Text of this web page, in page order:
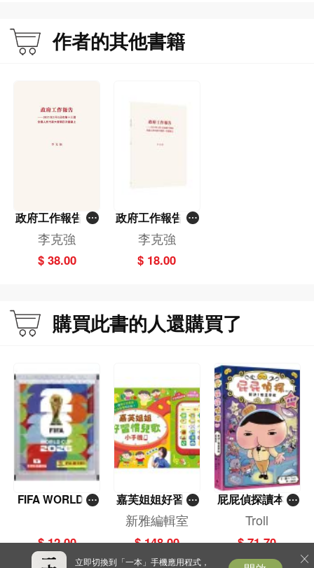
作者的其他書籍
政府工作報告--2
021年3月5日在
第十三屆全國人
民代表大會第四
李克強
$ 38.00
政府工作報告--2
023年3月5日在
第十四屆全國人
民代表大會第一
李克強
$ 18.00
購買此書的人還購買了
FIFA WORLD C
包）
$ 12.00
嘉芙姐姐好習慣
兒歌小手機
新雅編輯室
$ 148.00
屁屁偵探讀本(1
3)－－對決！怪
篇）
Troll
$ 71.70
立即切換到「一本」手機應用程式，